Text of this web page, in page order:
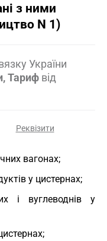
з ними
N 1)
України
Тариф від
Реквізити
вагонах;
у цистернах;
і вуглеводнів у